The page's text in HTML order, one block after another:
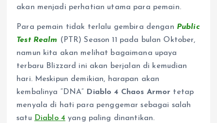
akan menjadi perhatian utama para pemain.
Para pemain tidak terlalu gembira dengan Public
Test Realm (PTR) Season 11 pada bulan Oktober,
namun kita akan melihat bagaimana upaya
terbaru Blizzard ini akan berjalan di kemudian
hari. Meskipun demikian, harapan akan
kembalinya “DNA” Diablo 4 Chaos Armor tetap
menyala di hati para penggemar sebagai salah
satu Diablo 4 yang paling dinantikan.